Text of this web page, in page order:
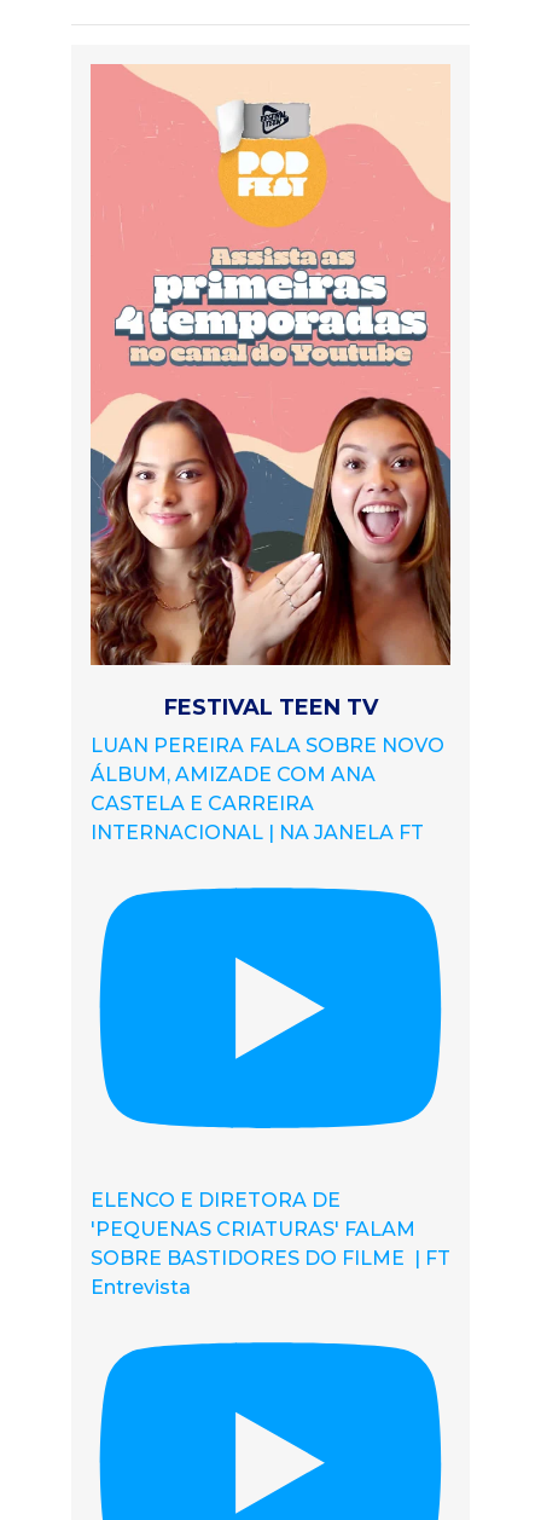
FESTIVAL TEEN TV
LUAN PEREIRA FALA SOBRE NOVO
ÁLBUM, AMIZADE COM ANA
CASTELA E CARREIRA
INTERNACIONAL | NA JANELA FT
ELENCO E DIRETORA DE
'PEQUENAS CRIATURAS' FALAM
SOBRE BASTIDORES DO FILME | FT
Entrevista